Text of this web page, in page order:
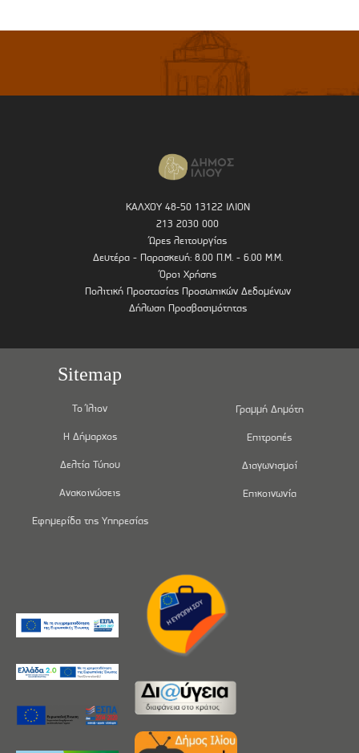
ΚΑΛΧΟΥ 48-50 13122 ΙΛΙΟΝ
213 2030 000
Ώρες λειτουργίας
Δευτέρα - Παρασκευή: 8.00 Π.Μ. - 6.00 Μ.Μ.
Όροι Χρήσης
Πολιτική Προστασίας Προσωπικών Δεδομένων
Δήλωση Προσβασιμότητας
Sitemap
Το Ίλιον
Η Δήμαρχος
Δελτία Τύπου
Ανακοινώσεις
Εφημερίδα της Υπηρεσίας
Γραμμή Δημότη
Επιτροπές
Διαγωνισμοί
Επικοινωνία